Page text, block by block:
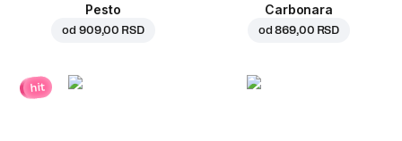
Pesto
od 909,00 RSD
Carbonara
od869,00 RSD
hit